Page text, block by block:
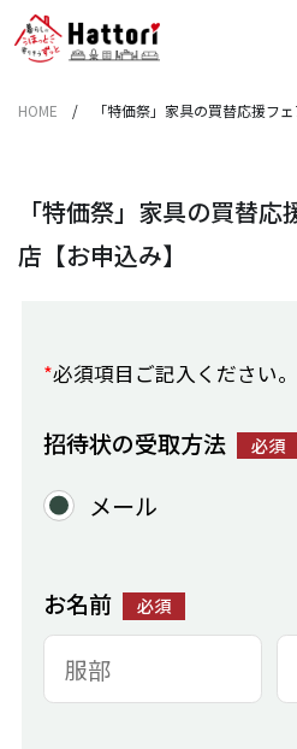
HOME / 「特価祭」家具の買替応援フ
「特価祭」家具の買替
店【お申込み】
*必須項目ご記入ください。
招待状の受取方法 必須
メール
お名前 必須